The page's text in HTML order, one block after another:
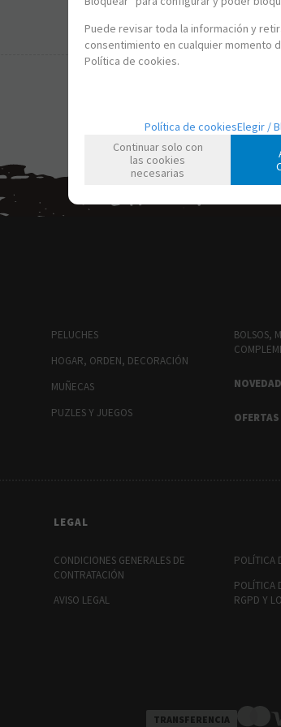
PELUCHES
HOGAR, ORDEN, DECORACIÓN
MUÑECAS
PUZLES Y JUEGOS
BOLSOS,
OFERTAS
LEGAL
CONDICIONES GENERALES DE
CONTRATACIÓN
AVISO LEGAL
POLÍTICA
POLÍTICA
RGPD Y
TRANSFERENCIA
Puede revisar toda la información y
consentimiento en cualquier momento
Política de cookies.
Política de cookiesElegir /
Continuar solo con
las cookies
necesarias